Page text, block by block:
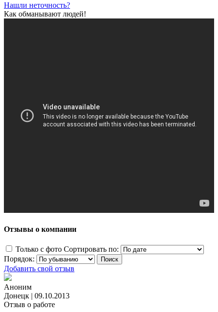
Нашли неточность?
Как обманывают людей!
Отзывы о компании
Только с фото Сортировать по:
Порядок:
Добавить свой отзыв
Аноним
Донецк | 09.10.2013
Отзыв о работе